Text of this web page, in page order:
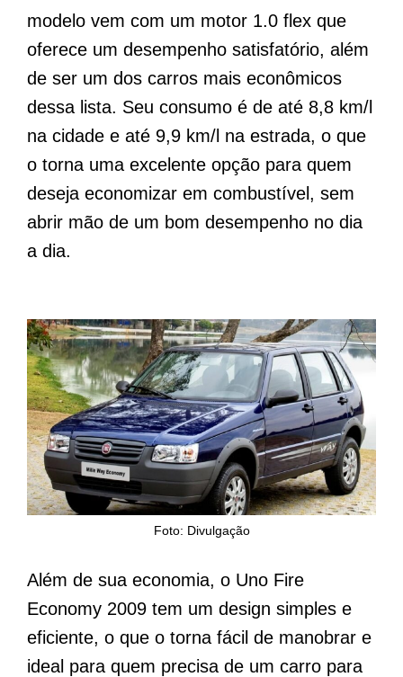
modelo vem com um motor 1.0 flex que
oferece um desempenho satisfatório, além
de ser um dos carros mais econômicos
dessa lista. Seu consumo é de até 8,8 km/l
na cidade e até 9,9 km/l na estrada, o que
o torna uma excelente opção para quem
deseja economizar em combustível, sem
abrir mão de um bom desempenho no dia
a dia.
Foto: Divulgação
Além de sua economia, o Uno Fire
Economy 2009 tem um design simples e
eficiente, o que o torna fácil de manobrar e
ideal para quem precisa de um carro para